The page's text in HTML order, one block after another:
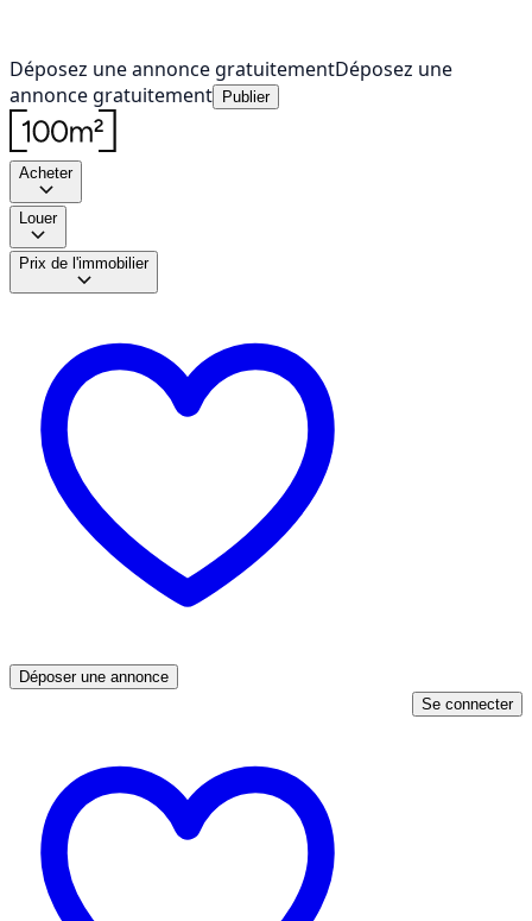
Déposez une annonce gratuitementDéposez une
annonce gratuitement
Publier
Acheter
Louer
Prix de l'immobilier
Déposer une annonce
Se connecter